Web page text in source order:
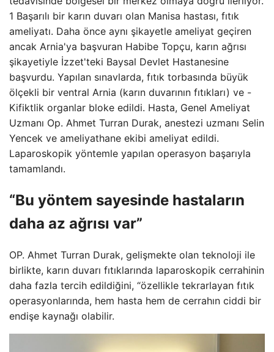
1 Başarılı bir karın duvarı olan Manisa hastası, fıtık
ameliyatı. Daha önce aynı şikayetle ameliyat geçiren
ancak Arnia'ya başvuran Habibe Topçu, karın ağrısı
şikayetiyle İzzet'teki Baysal Devlet Hastanesine
başvurdu. Yapılan sınavlarda, fıtık torbasında büyük
ölçekli bir ventral Arnia (karın duvarının fıtıkları) ve -
Kifiktlik organlar bloke edildi. Hasta, Genel Ameliyat
Uzmanı Op. Ahmet Turran Durak, anestezi uzmanı Selin
Yencek ve ameliyathane ekibi ameliyat edildi.
Laparoskopik yöntemle yapılan operasyon başarıyla
tamamlandı.
“Bu yöntem sayesinde hastaların
daha az ağrısı var”
OP. Ahmet Turran Durak, gelişmekte olan teknoloji ile
birlikte, karın duvarı fıtıklarında laparoskopik cerrahinin
daha fazla tercih edildiğini, “özellikle tekrarlayan fıtık
operasyonlarında, hem hasta hem de cerrahın ciddi bir
endişe kaynağı olabilir.